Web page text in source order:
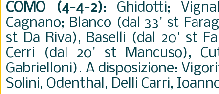
COMO (4-4-2): Ghidotti;
Cagnano; Blanco (dal 33' st
st Da Riva), Baselli (dal 20' st
Cerri (dal 20' st Mancuso),
Gabrielloni). A disposizione:
Solini, Odenthal, Delli Carri,